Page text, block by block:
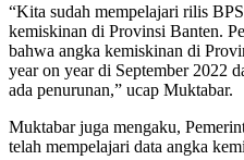
“Kita sudah mempelajari rilis
kemiskinan di Provinsi Banten.
bahwa angka kemiskinan di
year on year di September 2022
ada penurunan,” ucap Muktabar.
Muktabar juga mengaku,
telah mempelajari data angka